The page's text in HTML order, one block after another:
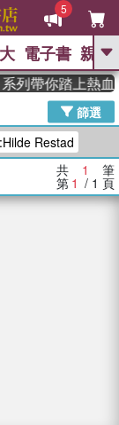
5
GO
高希均教授回憶錄
父親節 、 如果歷
薦 、 國際布克
念華 、 台灣的李
孩：黎曼猜想 、
電子書 親子
列帶你踏上熱血
篩選
Restad
共 1 筆
第 1 / 1 頁